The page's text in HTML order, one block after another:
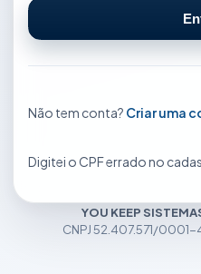
Não tem conta? Criar uma
Digitei o CPF errado no
YOU KEEP
CNPJ 52.407.571/0001-